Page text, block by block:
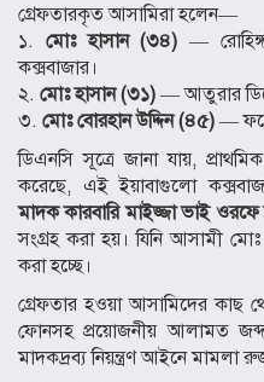
গ্রেফতারকৃত আসামিরা হলেন—
১. মোঃ হাসান (৩৪) —
কক্সবাজার।
২. মোঃ হাসান (৩১) — আতুরার
৩. মোঃ বোরহান উদ্দিন (৪৫) —
ডিএনসি সূত্রে জানা যায়,
করেছে, এই ইয়াবাগুলো
মাদক কারবারি মাইজ্জা ভাই
সংগ্রহ করা হয়। যিনি আসামী
করা হচ্ছে।
গ্রেফতার হওয়া আসামিদের কাছ
ফোনসহ প্রয়োজনীয় আলামত জব্দ
মাদকদ্রব্য নিয়ন্ত্রণ আইনে মামলা